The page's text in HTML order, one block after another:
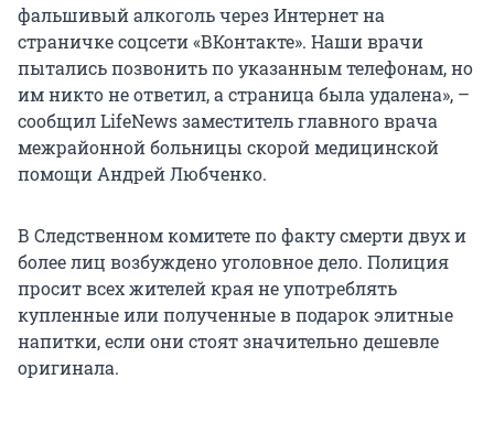
фальшивый алкоголь через Интернет на
страничке соцсети «ВКонтакте». Наши врачи
пытались позвонить по указанным телефонам, но
им никто не ответил, а страница была удалена», –
сообщил LifeNews заместитель главного врача
межрайонной больницы скорой медицинской
помощи Андрей Любченко.
В Следственном комитете по факту смерти двух и
более лиц возбуждено уголовное дело. Полиция
просит всех жителей края не употреблять
купленные или полученные в подарок элитные
напитки, если они стоят значительно дешевле
оригинала.